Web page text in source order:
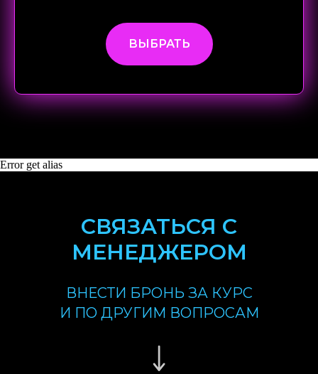
ВЫБРАТЬ
Error get alias
СВЯЗАТЬСЯ С
МЕНЕДЖЕРОМ
ВНЕСТИ БРОНЬ ЗА КУРС
И ПО ДРУГИМ ВОПРОСАМ